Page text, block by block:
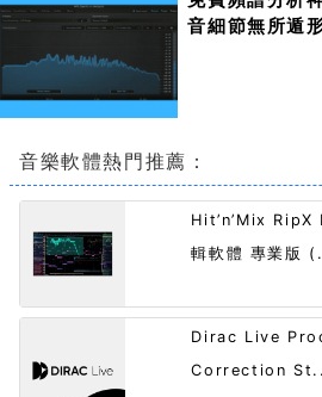
音細節無所遁
音樂軟體熱門推薦：
Hit’n’Mix
輯軟體 專業版
Dirac Live
Correction